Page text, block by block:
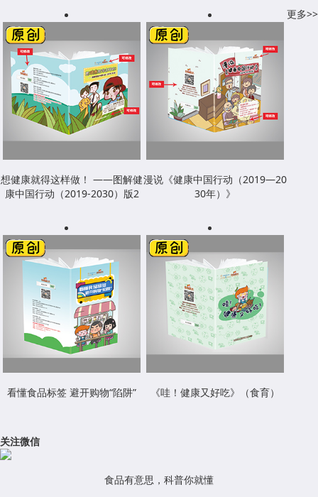
更多>>
想健康就得这样做！ ——图解健
康中国行动（2019-2030）版2
漫说《健康中国行动（2019—20
30年）》
看懂食品标签 避开购物“陷阱” 《哇！健康又好吃》（食育）
关注微信
食品有意思，科普你就懂